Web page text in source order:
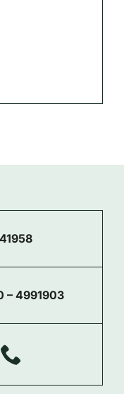
– 4991903